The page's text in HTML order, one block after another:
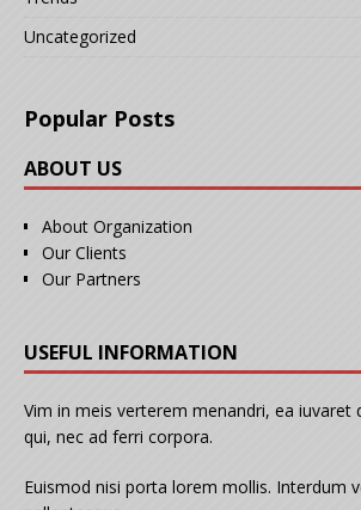
Uncategorized
Popular Posts
ABOUT US
About Organization
Our Clients
Our Partners
USEFUL INFORMATION
Vim in meis verterem menandri, ea iuvaret
qui, nec ad ferri corpora.
Euismod nisi porta lorem mollis. Interdum